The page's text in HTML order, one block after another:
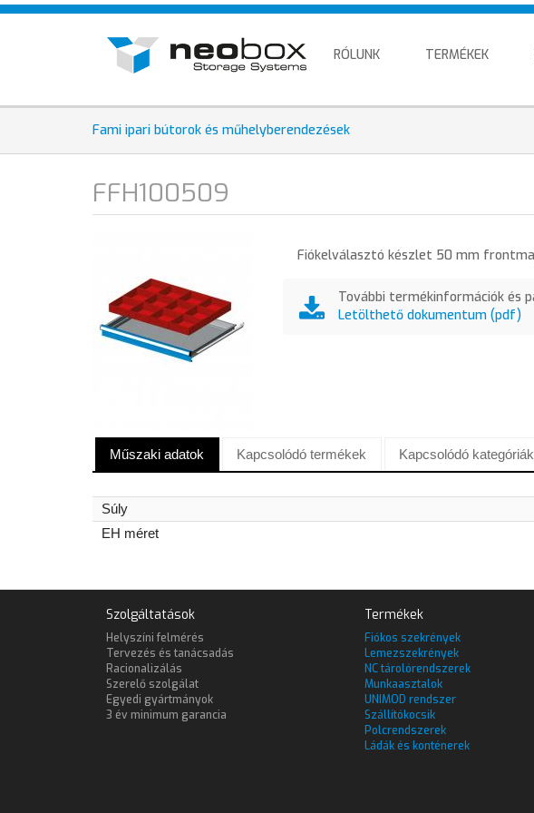
Ugrás
HU
EN
DE
RÓLUNK TERMÉKEK
Fami ipari bútorok és műhelyberendezések
FFH100509
Fiókelválasztó készlet 50 mm
További termékinformációk és
Letölthető dokumentum (pdf)
Műszaki adatok Kapcsolódó termékek Kapcsolódó kategóriák
Súly
EH méret
Szolgáltatások
Helyszíni felmérés
Tervezés és tanácsadás
Racionalizálás
Szerelő szolgálat
Egyedi gyártmányok
3 év minimum garancia
Termékek
Fiókos szekrények
Lemezszekrények
NC tárolórendszerek
Munkaasztalok
UNIMOD rendszer
Szállítókocsik
Polcrendszerek
Ládák és konténerek